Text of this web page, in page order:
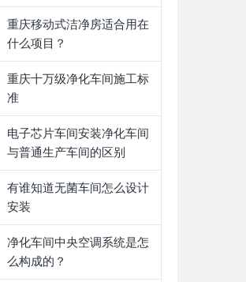
重庆移动式洁净房适合用在
什么项目？
重庆十万级净化车间施工标
准
电子芯片车间安装净化车间
与普通生产车间的区别
有谁知道无菌车间怎么设计
安装
净化车间中央空调系统是怎
么构成的？